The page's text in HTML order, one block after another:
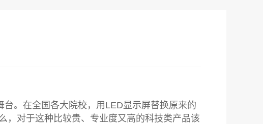
。在全国各大院校，用LED显示屏替换原来的
，对于这种比较贵、专业度又高的科技类产品该